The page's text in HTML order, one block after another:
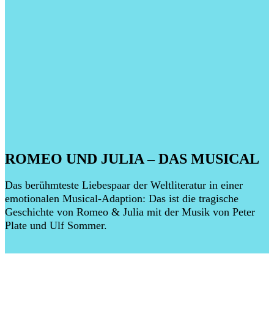
ROMEO UND JULIA – DAS MUSICAL
Das berühmteste Liebespaar der Weltliteratur in einer
emotionalen Musical-Adaption: Das ist die tragische
Geschichte von Romeo & Julia mit der Musik von Peter
Plate und Ulf Sommer.